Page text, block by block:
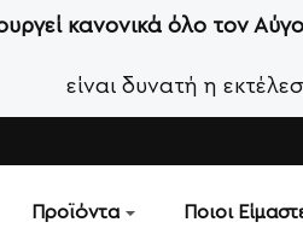
κανονικά όλο τον
είναι δυνατή η
Προϊόντα Ποιοι